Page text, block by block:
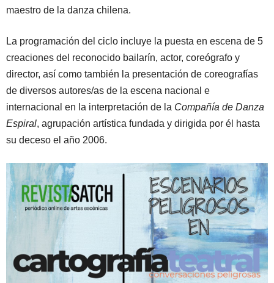
maestro de la danza chilena.
La programación del ciclo incluye la puesta en escena de 5
creaciones del reconocido bailarín, actor, coreógrafo y
director, así como también la presentación de coreografías
de diversos autores/as de la escena nacional e
internacional en la interpretación de la Compañía de Danza
Espiral, agrupación artística fundada y dirigida por él hasta
su deceso el año 2006.